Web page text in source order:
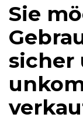
Sie
sicher